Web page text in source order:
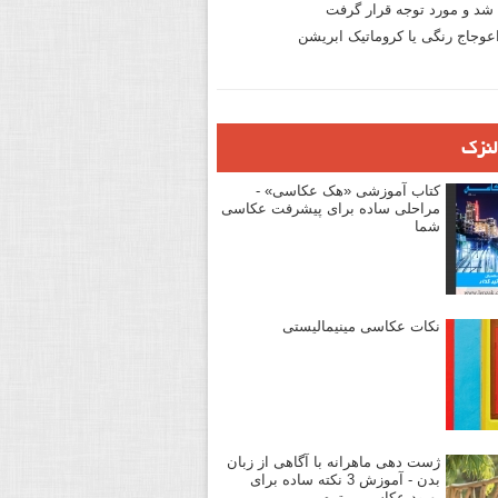
و مورد توجه قرار گرفت
رنگی یا کروماتیک ابریشن
کتاب آموزشی «هک عکاسی» -
مراحلی ساده برای پیشرفت عکاسی
شما
نکات عکاسی مینیمالیستی
ژست دهی ماهرانه با آگاهی از زبان
بدن - آموزش 3 نکته ساده برای